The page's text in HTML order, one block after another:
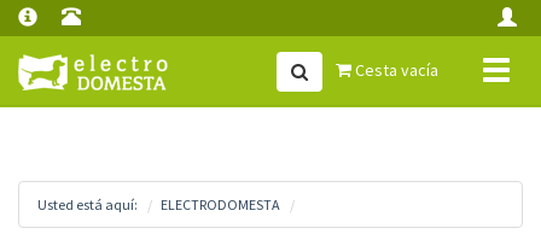
Cesta vacía
Usted está aquí: ELECTRODOMESTA